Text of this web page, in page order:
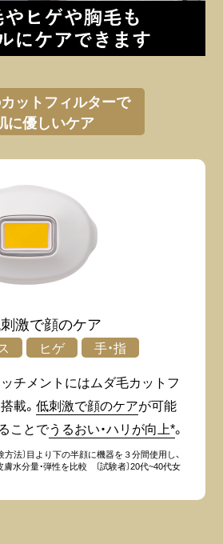
ットフィルターで
に優しいケア
激で顔のケア
ヒゲ 手・指
チメントにはムダ毛カットフ
載。低刺激で顔のケアが可能
ことでうるおい・ハリが向上*。
方法〕目より下の半顔に機器を３分間使用し、
水分量・弾性を比較 〔試験者〕20代~40代女